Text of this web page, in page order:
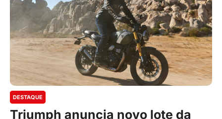
DESTAQUE
Triumph anuncia novo lote da